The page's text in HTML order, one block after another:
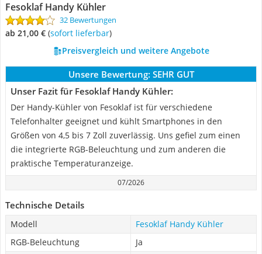
Fesoklaf Handy Kühler
32 Bewertungen
ab 21,00 € ( Sofort lieferbar)
Preisvergleich und weitere Angebote
Unsere Bewertung: SEHR GUT
Unser Fazit für Fesoklaf Handy Kühler:
Der Handy-Kühler von Fesoklaf ist für verschiedene
Telefonhalter geeignet und kühlt Smartphones in den
Größen von 4,5 bis 7 Zoll zuverlässig. Uns gefiel zum einen
die integrierte RGB-Beleuchtung und zum anderen die
praktische Temperaturanzeige.
07/2026
Technische Details
Modell
Fesoklaf Handy Kühler
RGB-Beleuchtung
Ja